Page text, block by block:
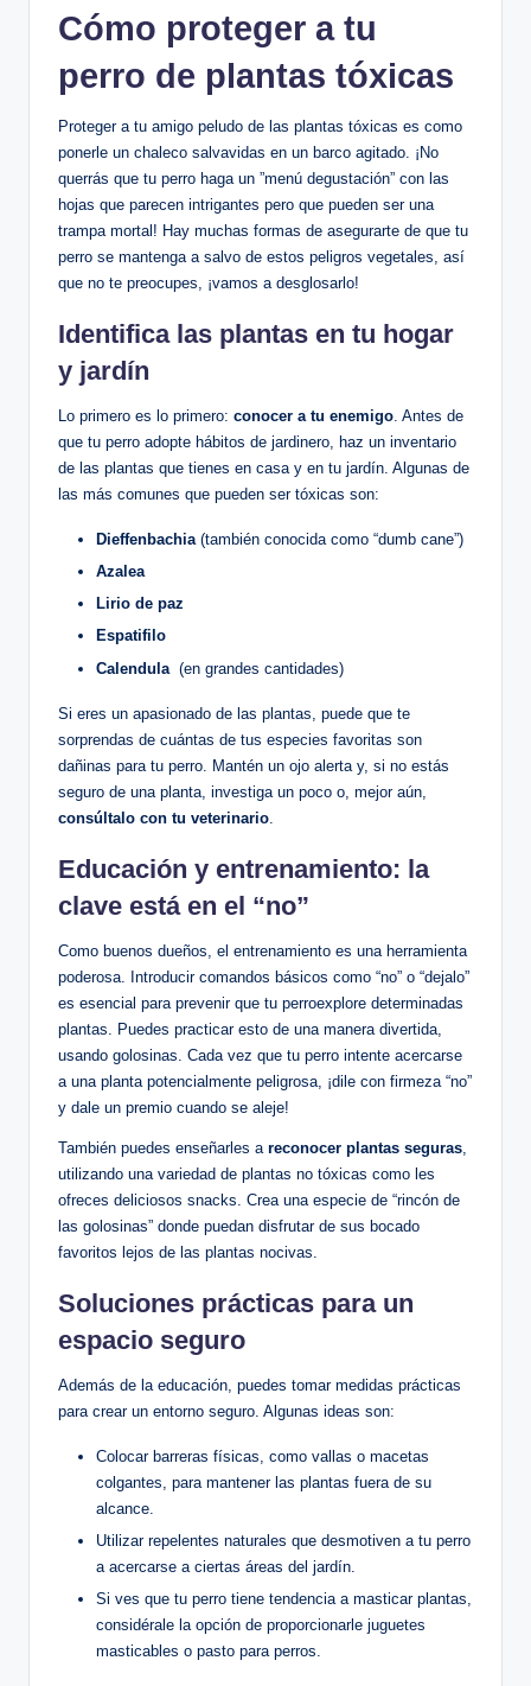
Cómo ⁣proteger a tu​
perro‌ de plantas tóxicas
Proteger⁢ a tu amigo peludo de las plantas tóxicas es‌ como
ponerle un ​chaleco salvavidas⁣ en un barco agitado. ¡No
querrás que‍ tu perro haga un ‌”menú degustación” ⁢con⁤ las
‌hojas que​ parecen intrigantes pero que pueden ser una
‌trampa‌ mortal! Hay muchas formas de asegurarte de que tu
perro se mantenga a salvo de estos peligros ‍vegetales, así
que no‌ te preocupes, ¡vamos a⁢ desglosarlo!
Identifica‌ las plantas ‌en‍ tu hogar​
y jardín
Lo primero es‍ lo ⁣primero: conocer ‍a tu‌ enemigo. Antes de
que tu perro adopte hábitos ​de jardinero, haz un ‍inventario
de las plantas que tienes en ‌casa y en⁢ tu⁣ jardín. Algunas ‍de
las más comunes que pueden ser tóxicas son:
Dieffenbachia⁤(también‍ conocida como “dumb cane”)
Azalea
Lirio de ⁤paz
Espatifilo
Calendula ‌ (en grandes ⁤cantidades)
Si eres ‌un‌ apasionado ​de las plantas, puede que te
sorprendas ⁢de⁤ cuántas⁣ de tus⁤ especies favoritas son
dañinas para tu‌ perro. Mantén un ojo⁢ alerta y, si no estás
seguro de una planta, investiga un poco o,‍ mejor aún,
consúltalo con tu veterinario
Educación y ⁢entrenamiento:‍ la
clave está ‍en el‌ “no”
Como buenos dueños, el entrenamiento ⁣es una herramienta
poderosa. Introducir ⁢comandos básicos⁣ como “no” o​ “dejalo”⁤
es esencial ⁢para prevenir⁤ que tu perroexplore determinadas
plantas. Puedes‌ practicar⁤ esto de una manera ⁣divertida,
usando golosinas. Cada vez que tu‌ perro⁤ intente acercarse
a una planta ⁣potencialmente peligrosa, ¡dile con ⁣firmeza “no”
y dale un premio‌ cuando se aleje!
También puedes‌ enseñarles ⁤a reconocer plantas seguras
utilizando una variedad ⁤de plantas ‌no tóxicas como les
ofreces‍ deliciosos snacks. Crea una especie de “rincón de
las golosinas” donde puedan disfrutar de‍ sus ​bocado
favoritos lejos de las​ plantas nocivas.
Soluciones prácticas para un
espacio⁣ seguro
Además de ⁢la educación, puedes tomar​ medidas prácticas
para crear⁤ un entorno seguro. Algunas ideas ‌son:
Colocar ​barreras físicas, como vallas‌ o macetas
⁢colgantes, ‍para mantener las plantas​ fuera de ​su
alcance.
Utilizar ⁢repelentes​ naturales ⁣que desmotiven a ⁤tu perro
‌a acercarse a ciertas ‌áreas​ del ⁣jardín.
Si ves ‍que tu perro tiene tendencia ‌a ⁤masticar plantas,
considérale la opción de⁣ proporcionarle juguetes
masticables o​ pasto⁤ para perros.